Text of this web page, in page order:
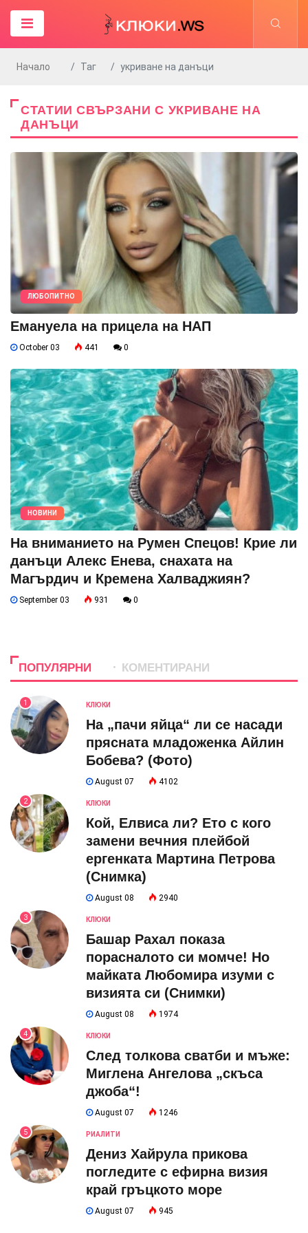
Начало Таг укриване на данъци
СТАТИИ СВЪРЗАНИ С УКРИВАНЕ НА
ДАНЪЦИ
ЛЮБОПИТНО
Емануела на прицела на НАП
October 03 441 0
НОВИНИ
На вниманието на Румен Спецов! Крие ли
данъци Алекс Енева, снахата на
Магърдич и Кремена Халваджиян?
September 03 931 0
ПОПУЛЯРНИ КОМЕНТИРАНИ
1 КЛЮКИ
На „пачи яйца“ ли се насади
прясната младоженка Айлин
Бобева? (Фото)
August 07 4102
2 КЛЮКИ
Кой, Елвиса ли? Ето с кого
замени вечния плейбой
ергенката Мартина Петрова
(Снимка)
August 08 2940
3 КЛЮКИ
Башар Рахал показа
порасналото си момче! Но
майката Любомира изуми с
визията си (Снимки)
August 08 1974
4 КЛЮКИ
След толкова сватби и мъже:
Миглена Ангелова „скъса
джоба“!
August 07 1246
5 РИАЛИТИ
Дениз Хайрула прикова
погледите с ефирна визия
край гръцкото море
August 07 945